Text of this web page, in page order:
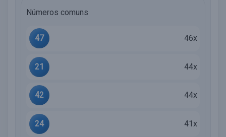
Números comuns
47 46x
21 44x
42 44x
24 41x